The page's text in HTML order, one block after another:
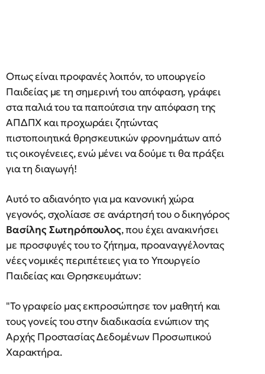
Οπως είναι προφανές λοιπόν, το υπουργείο
Παιδείας με τη σημερινή του απόφαση, γράφει
στα παλιά του τα παπούτσια την απόφαση της
ΑΠΔΠΧ και προχωράει ζητώντας
πιστοποιητικά θρησκευτικών φρονημάτων από
τις οικογένειες, ενώ μένει να δούμε τι θα πράξει
για τη διαγωγή!
Αυτό το αδιανόητο για μα κανονική χώρα
γεγονός, σχολίασε σε ανάρτησή του ο δικηγόρος
Βασίλης Σωτηρόπουλος, που έχει ανακινήσει
με προσφυγές του το ζήτημα, προαναγγέλοντας
νέες νομικές περιπέτειες για το Υπουργείο
Παιδείας και Θρησκευμάτων:
"Το γραφείο μας εκπροσώπησε τον μαθητή και
τους γονείς του στην διαδικασία ενώπιον της
Αρχής Προστασίας Δεδομένων Προσωπικού
Χαρακτήρα.